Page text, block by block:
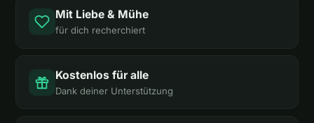
Mit Liebe & Mühe
für dich recherchiert
Kostenlos für alle
Dank deiner Unterstützung